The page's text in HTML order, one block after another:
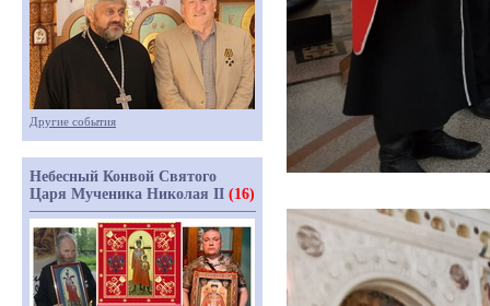
Другие события
Небесный Конвой Святого
Царя Мученика Николая II (16)